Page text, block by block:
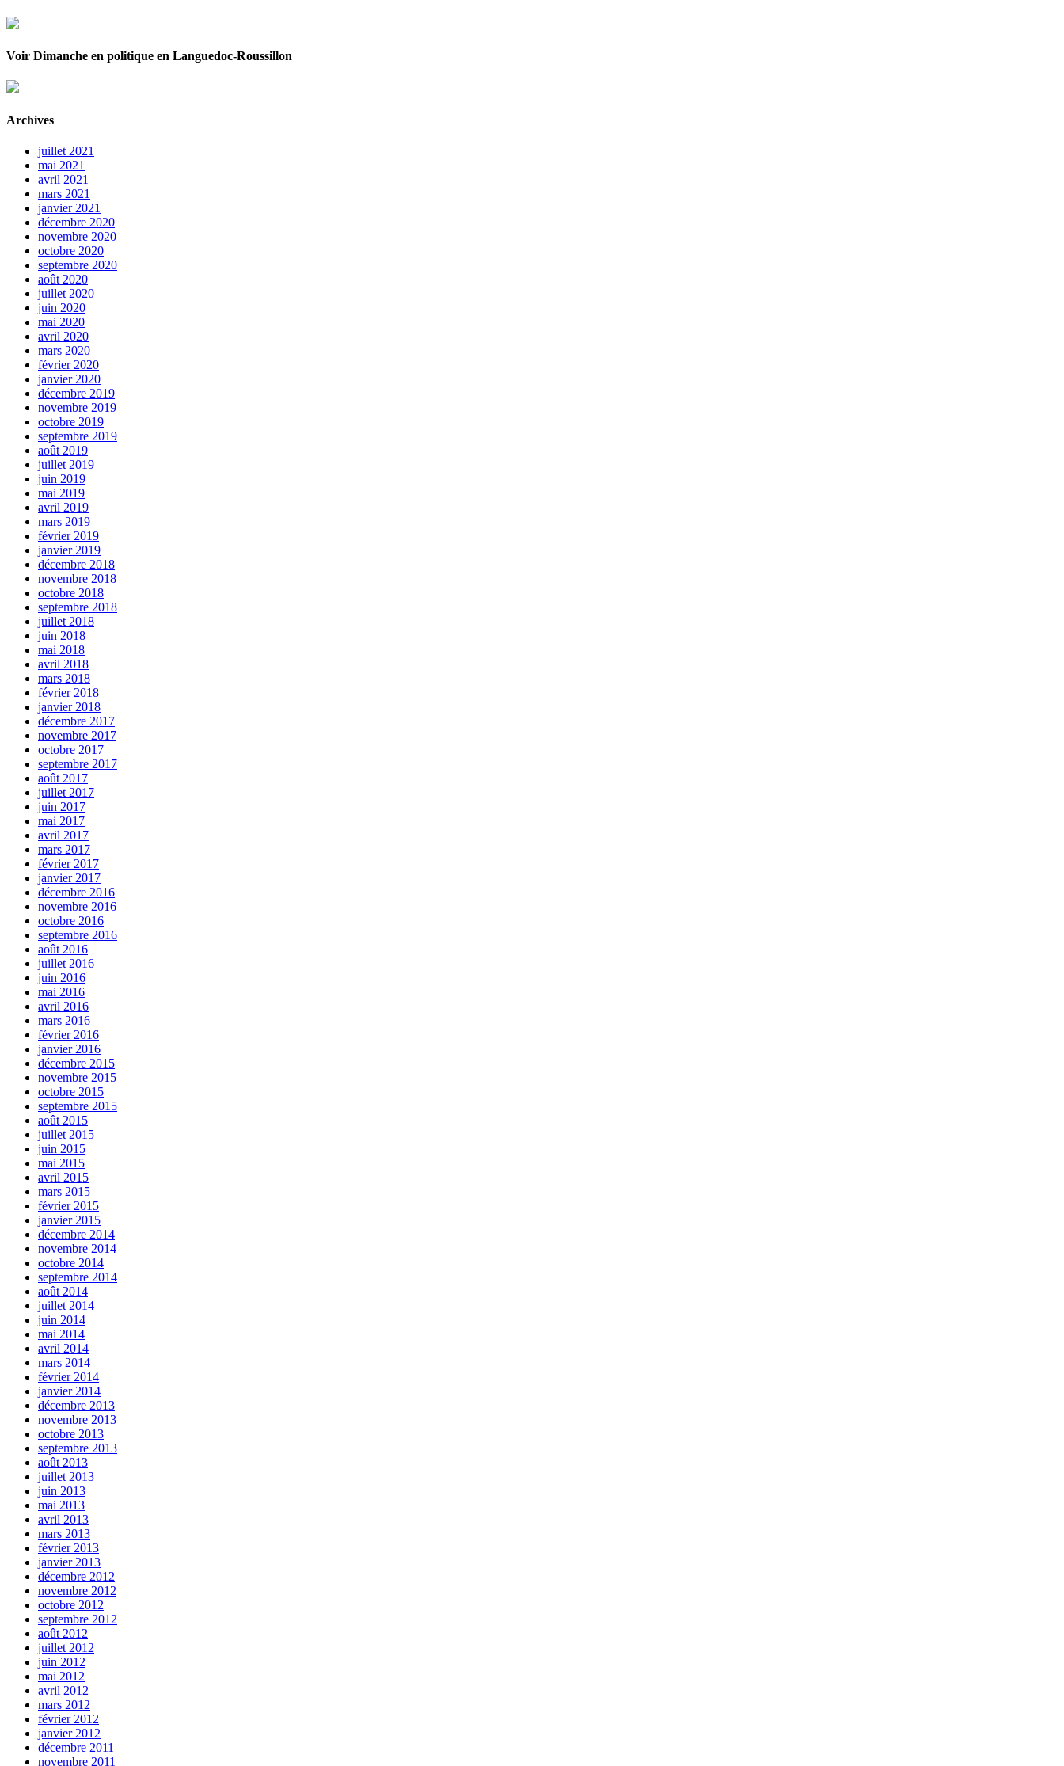
Voir Dimanche en politique en Languedoc-Roussillon
Archives
juillet 2021
mai 2021
avril 2021
mars 2021
janvier 2021
décembre 2020
novembre 2020
octobre 2020
septembre 2020
août 2020
juillet 2020
juin 2020
mai 2020
avril 2020
mars 2020
février 2020
janvier 2020
décembre 2019
novembre 2019
octobre 2019
septembre 2019
août 2019
juillet 2019
juin 2019
mai 2019
avril 2019
mars 2019
février 2019
janvier 2019
décembre 2018
novembre 2018
octobre 2018
septembre 2018
juillet 2018
juin 2018
mai 2018
avril 2018
mars 2018
février 2018
janvier 2018
décembre 2017
novembre 2017
octobre 2017
septembre 2017
août 2017
juillet 2017
juin 2017
mai 2017
avril 2017
mars 2017
février 2017
janvier 2017
décembre 2016
novembre 2016
octobre 2016
septembre 2016
août 2016
juillet 2016
juin 2016
mai 2016
avril 2016
mars 2016
février 2016
janvier 2016
décembre 2015
novembre 2015
octobre 2015
septembre 2015
août 2015
juillet 2015
juin 2015
mai 2015
avril 2015
mars 2015
février 2015
janvier 2015
décembre 2014
novembre 2014
octobre 2014
septembre 2014
août 2014
juillet 2014
juin 2014
mai 2014
avril 2014
mars 2014
février 2014
janvier 2014
décembre 2013
novembre 2013
octobre 2013
septembre 2013
août 2013
juillet 2013
juin 2013
mai 2013
avril 2013
mars 2013
février 2013
janvier 2013
décembre 2012
novembre 2012
octobre 2012
septembre 2012
août 2012
juillet 2012
juin 2012
mai 2012
avril 2012
mars 2012
février 2012
janvier 2012
décembre 2011
novembre 2011